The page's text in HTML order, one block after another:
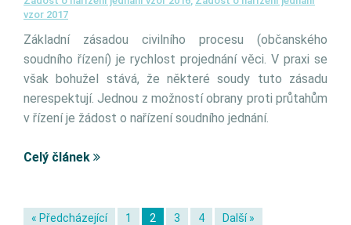
vzor 2017
Základní zásadou civilního procesu (občanského
soudního řízení) je rychlost projednání věci. V praxi se
však bohužel stává, že některé soudy tuto zásadu
nerespektují. Jednou z možností obrany proti průtahům
v řízení je žádost o nařízení soudního jednání.
Celý článek
« Předcházející 1 2 3 4 Další »